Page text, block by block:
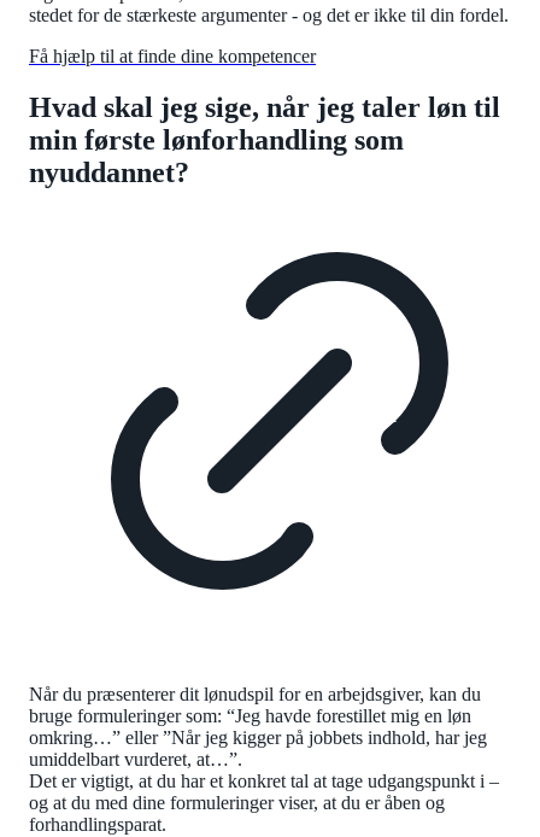
stedet for de stærkeste argumenter - og det er ikke til din fordel.
Få hjælp til at finde dine kompetencer
Hvad skal jeg sige, når jeg taler løn til
min første lønforhandling som
nyuddannet?
Når du præsenterer dit lønudspil for en arbejdsgiver, kan du
bruge formuleringer som: “Jeg havde forestillet mig en løn
omkring…” eller ”Når jeg kigger på jobbets indhold, har jeg
umiddelbart vurderet, at…”.
Det er vigtigt, at du har et konkret tal at tage udgangspunkt i –
og at du med dine formuleringer viser, at du er åben og
forhandlingsparat.